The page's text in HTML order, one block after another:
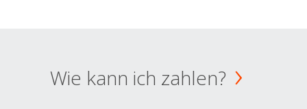
Wie kann ich zahlen?